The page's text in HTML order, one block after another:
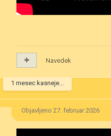
Navedek
1 mesec kasneje...
Objavljeno27. februar 2026